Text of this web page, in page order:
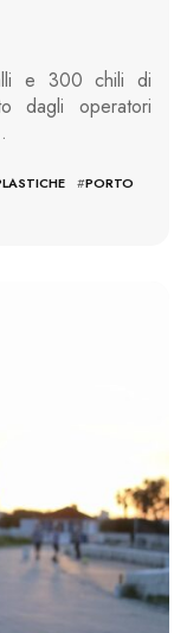
e 300 chili di
dagli operatori
#PORTO